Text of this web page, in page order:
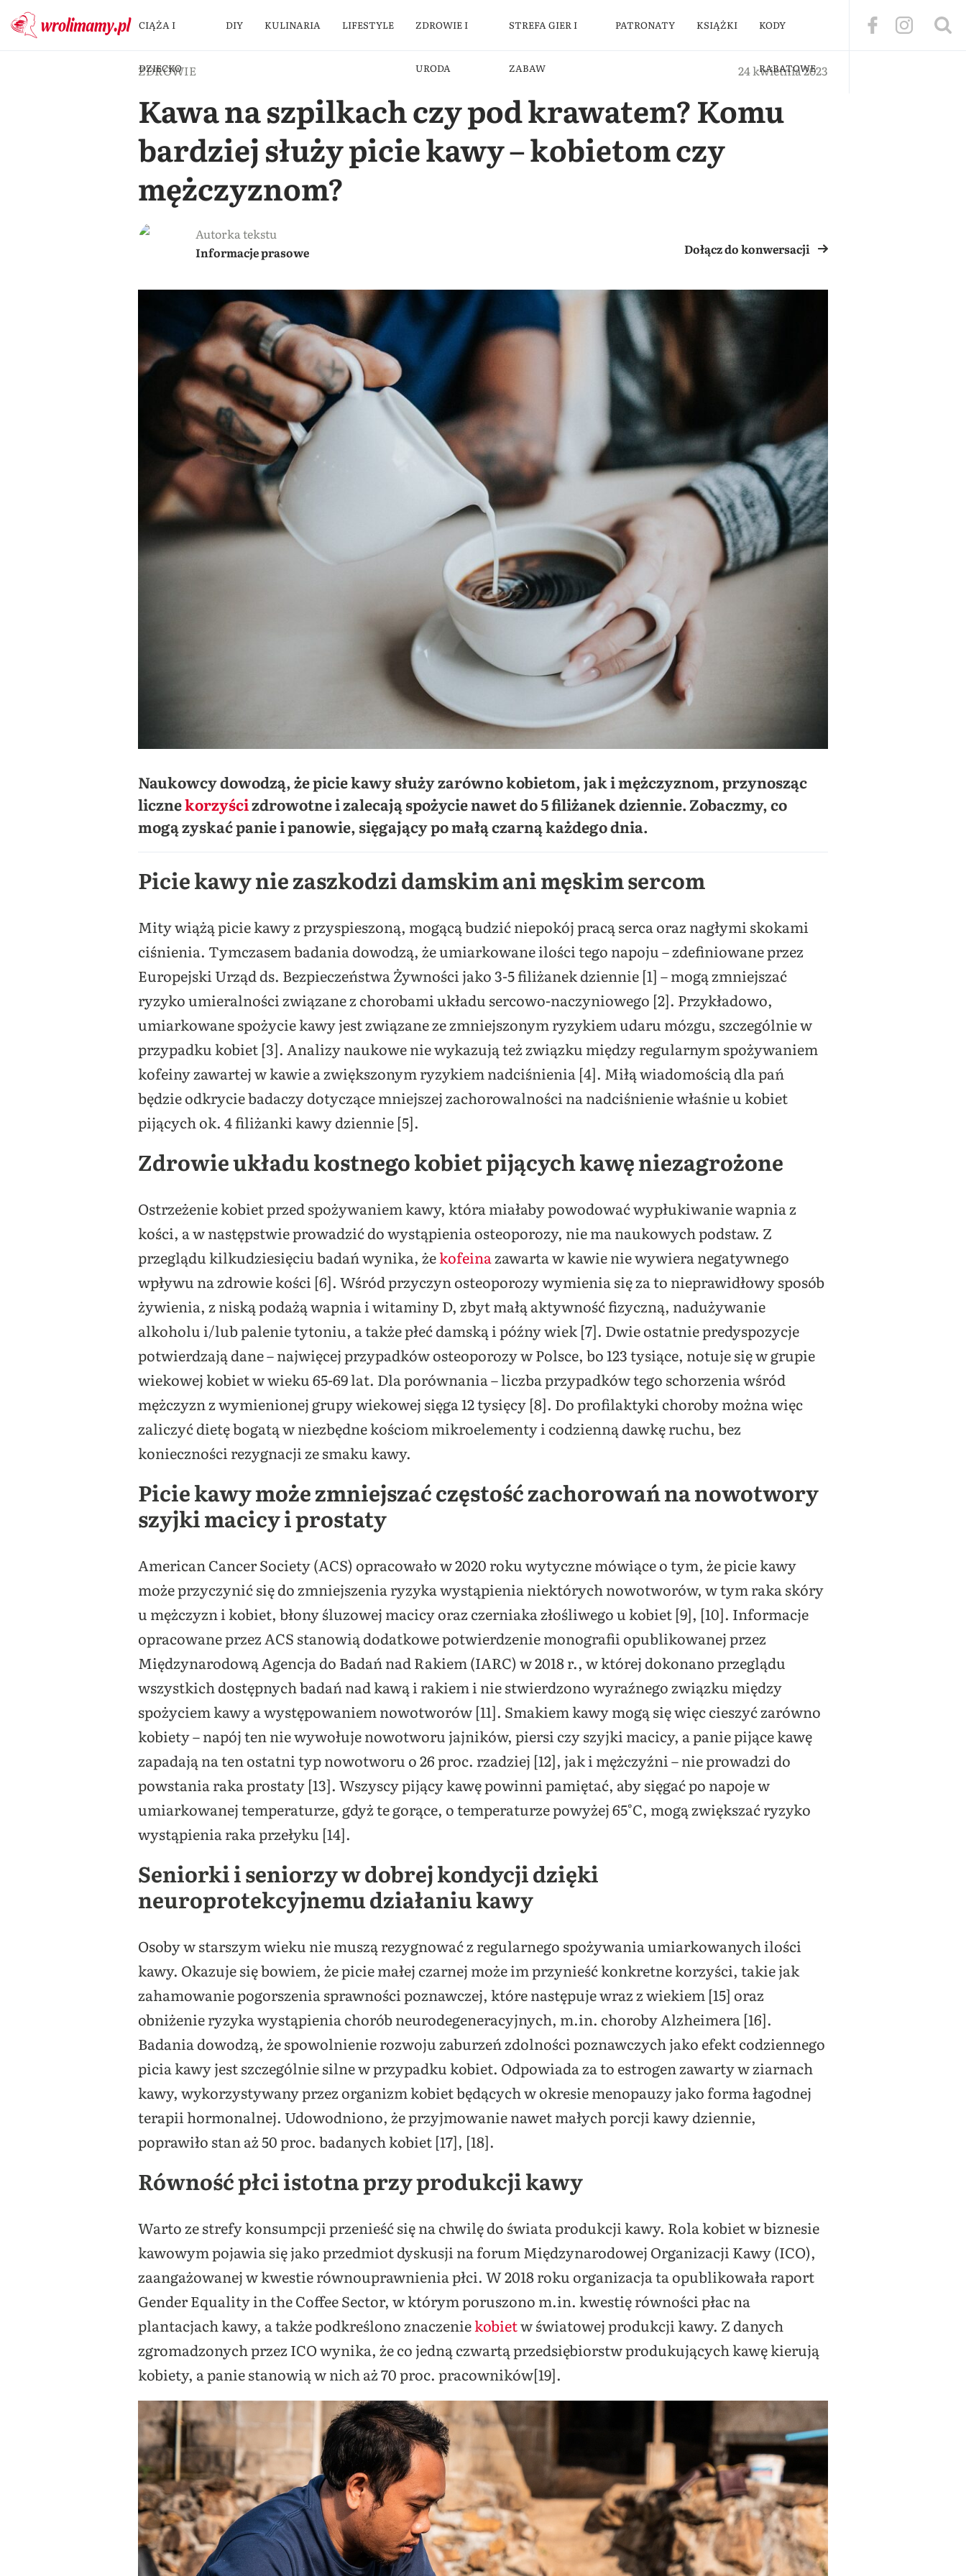
CIĄŻA I
DZIECKO
DIY KULINARIA LIFESTYLE ZDROWIE I
URODA
STREFA GIER I
ZABAW
PATRONATY KSIĄŻKI KODY
RABATOWE
ZDROWIE 24 kwietnia 2023
Kawa na szpilkach czy pod krawatem? Komu
bardziej służy picie kawy – kobietom czy
mężczyznom?
Autorka tekstu
Informacje prasowe
Dołącz do konwersacji
Naukowcy dowodzą, że picie kawy służy zarówno kobietom, jak i mężczyznom, przynosząc
licznekorzyścizdrowotne i zalecają spożycie nawet do 5 filiżanek dziennie. Zobaczmy, co
mogą zyskać panie i panowie, sięgający po małą czarną każdego dnia.
Picie kawy nie zaszkodzi damskim ani męskim sercom
Mity wiążą picie kawy z przyspieszoną, mogącą budzić niepokój pracą serca oraz nagłymi skokami
ciśnienia. Tymczasem badania dowodzą, że umiarkowane ilości tego napoju – zdefiniowane przez
Europejski Urząd ds. Bezpieczeństwa Żywności jako 3-5 filiżanek dziennie [1] – mogą zmniejszać
ryzyko umieralności związane z chorobami układu sercowo-naczyniowego [2]. Przykładowo,
umiarkowane spożycie kawy jest związane ze zmniejszonym ryzykiem udaru mózgu, szczególnie w
przypadku kobiet [3]. Analizy naukowe nie wykazują też związku między regularnym spożywaniem
kofeiny zawartej w kawie a zwiększonym ryzykiem nadciśnienia [4]. Miłą wiadomością dla pań
będzie odkrycie badaczy dotyczące mniejszej zachorowalności na nadciśnienie właśnie u kobiet
pijących ok. 4 filiżanki kawy dziennie [5].
Zdrowie układu kostnego kobiet pijących kawę niezagrożone
Ostrzeżenie kobiet przed spożywaniem kawy, która miałaby powodować wypłukiwanie wapnia z
kości, a w następstwie prowadzić do wystąpienia osteoporozy, nie ma naukowych podstaw. Z
przeglądu kilkudziesięciu badań wynika, żekofeinazawarta w kawie nie wywiera negatywnego
wpływu na zdrowie kości [6]. Wśród przyczyn osteoporozy wymienia się za to nieprawidłowy sposób
żywienia, z niską podażą wapnia i witaminy D, zbyt małą aktywność fizyczną, nadużywanie
alkoholu i/lub palenie tytoniu, a także płeć damską i późny wiek [7]. Dwie ostatnie predyspozycje
potwierdzają dane – najwięcej przypadków osteoporozy w Polsce, bo 123 tysiące, notuje się w grupie
wiekowej kobiet w wieku 65-69 lat. Dla porównania – liczba przypadków tego schorzenia wśród
mężczyzn z wymienionej grupy wiekowej sięga 12 tysięcy [8]. Do profilaktyki choroby można więc
zaliczyć dietę bogatą w niezbędne kościom mikroelementy i codzienną dawkę ruchu, bez
konieczności rezygnacji ze smaku kawy.
Picie kawy może zmniejszać częstość zachorowań na nowotwory
szyjki macicy i prostaty
American Cancer Society (ACS) opracowało w 2020 roku wytyczne mówiące o tym, że picie kawy
może przyczynić się do zmniejszenia ryzyka wystąpienia niektórych nowotworów, w tym raka skóry
u mężczyzn i kobiet, błony śluzowej macicy oraz czerniaka złośliwego u kobiet [9], [10]. Informacje
opracowane przez ACS stanowią dodatkowe potwierdzenie monografii opublikowanej przez
Międzynarodową Agencja do Badań nad Rakiem (IARC) w 2018 r., w której dokonano przeglądu
wszystkich dostępnych badań nad kawą i rakiem i nie stwierdzono wyraźnego związku między
spożyciem kawy a występowaniem nowotworów [11]. Smakiem kawy mogą się więc cieszyć zarówno
kobiety – napój ten nie wywołuje nowotworu jajników, piersi czy szyjki macicy, a panie pijące kawę
zapadają na ten ostatni typ nowotworu o 26 proc. rzadziej [12], jak i mężczyźni – nie prowadzi do
powstania raka prostaty [13]. Wszyscy pijący kawę powinni pamiętać, aby sięgać po napoje w
umiarkowanej temperaturze, gdyż te gorące, o temperaturze powyżej 65°C, mogą zwiększać ryzyko
wystąpienia raka przełyku [14].
Seniorki i seniorzy w dobrej kondycji dzięki
neuroprotekcyjnemu działaniu kawy
Osoby w starszym wieku nie muszą rezygnować z regularnego spożywania umiarkowanych ilości
kawy. Okazuje się bowiem, że picie małej czarnej może im przynieść konkretne korzyści, takie jak
zahamowanie pogorszenia sprawności poznawczej, które następuje wraz z wiekiem [15] oraz
obniżenie ryzyka wystąpienia chorób neurodegeneracyjnych, m.in. choroby Alzheimera [16].
Badania dowodzą, że spowolnienie rozwoju zaburzeń zdolności poznawczych jako efekt codziennego
picia kawy jest szczególnie silne w przypadku kobiet. Odpowiada za to estrogen zawarty w ziarnach
kawy, wykorzystywany przez organizm kobiet będących w okresie menopauzy jako forma łagodnej
terapii hormonalnej. Udowodniono, że przyjmowanie nawet małych porcji kawy dziennie,
poprawiło stan aż 50 proc. badanych kobiet [17], [18].
Równość płci istotna przy produkcji kawy
Warto ze strefy konsumpcji przenieść się na chwilę do świata produkcji kawy. Rola kobiet w biznesie
kawowym pojawia się jako przedmiot dyskusji na forum Międzynarodowej Organizacji Kawy (ICO),
zaangażowanej w kwestie równouprawnienia płci. W 2018 roku organizacja ta opublikowała raport
Gender Equality in the Coffee Sector, w którym poruszono m.in. kwestię równości płac na
plantacjach kawy, a także podkreślono znaczeniekobietw światowej produkcji kawy. Z danych
zgromadzonych przez ICO wynika, że co jedną czwartą przedsiębiorstw produkujących kawę kierują
kobiety, a panie stanowią w nich aż 70 proc. pracowników[19].